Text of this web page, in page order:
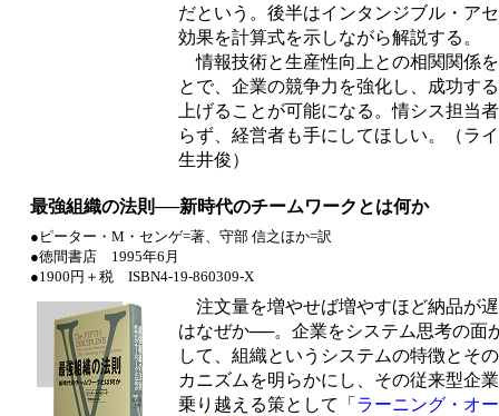
だという。後半はインタンジブル・ア
効果を計算式を示しながら解説する。
情報技術と生産性向上との相関関係
とで、企業の競争力を強化し、成功す
上げることが可能になる。情シス担当
らず、経営者も手にしてほしい。（ラ
生井俊）
最強組織の法則──新時代のチームワークとは何か
●ピーター・M・センゲ=著、守部 信之ほか=訳
●徳間書店 1995年6月
●1900円＋税 ISBN4-19-860309-X
注文量を増やせば増やすほど納品が
はなぜか──。企業をシステム思考の面
して、組織というシステムの特徴とそ
カニズムを明らかにし、その従来型企
乗り越える策として「 ラーニング・オ